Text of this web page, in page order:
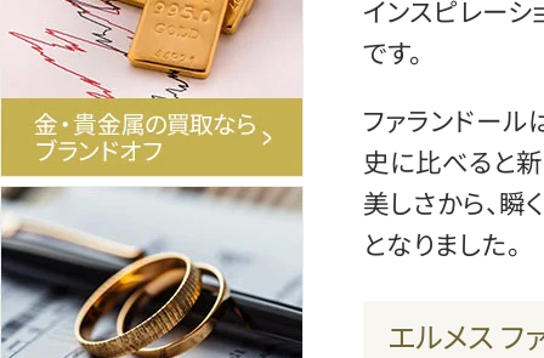
インスピレー
です。
ファランドール
史に比べると新
美しさから、瞬
となりました。
エルメス フ